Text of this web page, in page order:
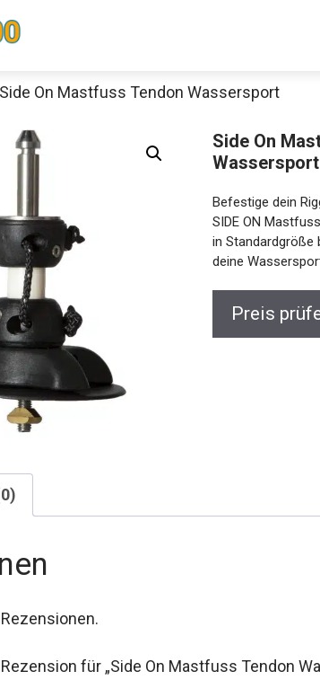
On Mastfuss Tendon Wassersport
Side On
Wassersport
Befestige dein
dem SIDE ON
Gewindestift in
zuverlässigen
Preis
für „Side On Mastfuss Tendon
Schaue dir jetzt die